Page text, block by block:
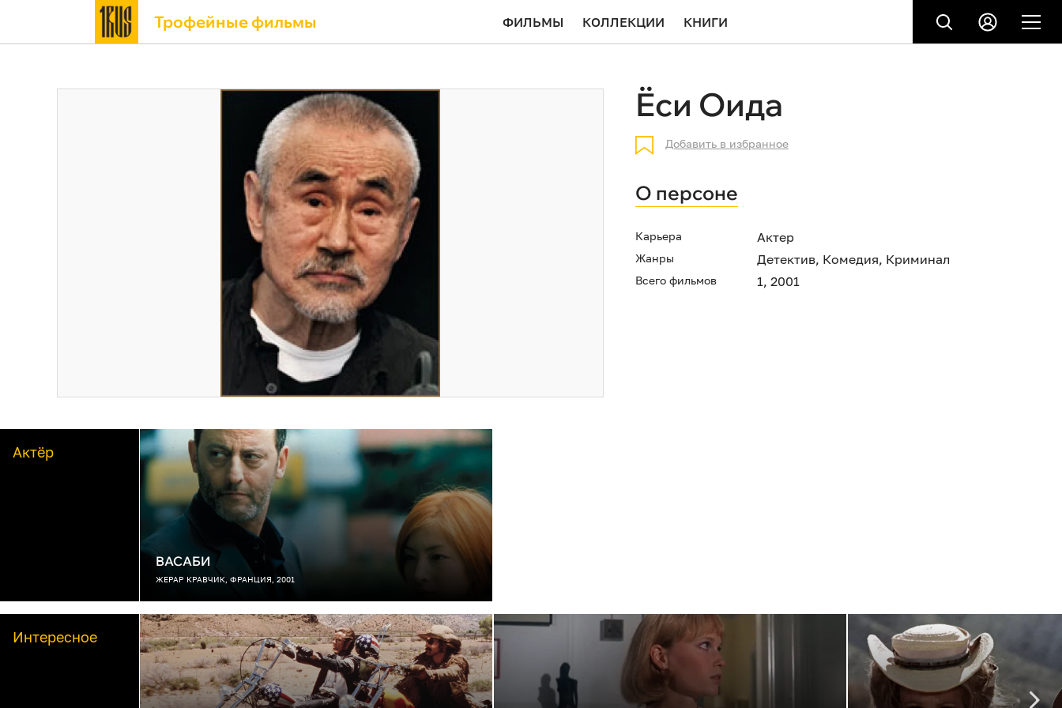
Трофейные фильмы ФИЛЬМЫ КОЛЛЕКЦИИ КНИГИ
Ёси Оида
Добавить в избранное
О персоне
Карьера Актер
Жанры Детектив, Комедия, Криминал
Всего фильмов 1, 2001
Актёр
ВАСАБИ
ЖЕРАР КРАВЧИК, ФРАНЦИЯ, 2001
Интересное